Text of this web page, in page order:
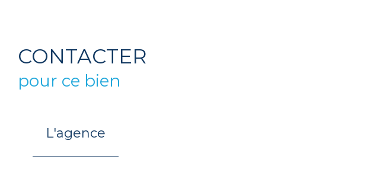
CONTACTER
pour ce bien
L'agence